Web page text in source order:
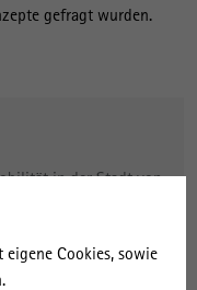
Cookies, sowie
gefragt wurden.
in der Stadt von
letzte Meile, Sharing-